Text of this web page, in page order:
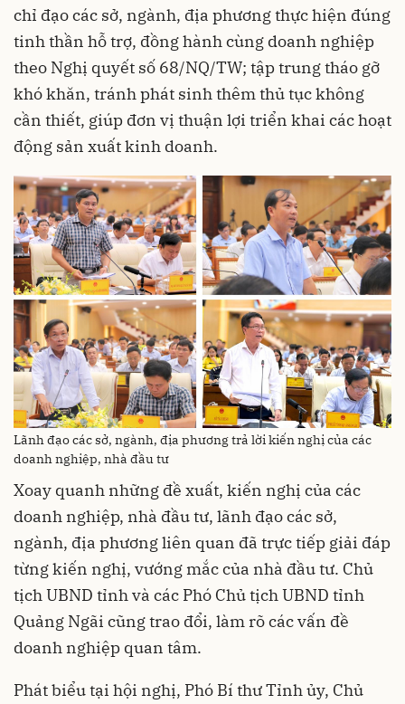
chỉ đạo các sở, ngành, địa phương thực hiện đúng
tinh thần hỗ trợ, đồng hành cùng doanh nghiệp
theo Nghị quyết số 68/NQ/TW; tập trung tháo gỡ
khó khăn, tránh phát sinh thêm thủ tục không
cần thiết, giúp đơn vị thuận lợi triển khai các hoạt
động sản xuất kinh doanh.
Lãnh đạo các sở, ngành, địa phương trả lời kiến nghị của các
doanh nghiệp, nhà đầu tư
Xoay quanh những đề xuất, kiến nghị của các
doanh nghiệp, nhà đầu tư, lãnh đạo các sở,
ngành, địa phương liên quan đã trực tiếp giải đáp
từng kiến nghị, vướng mắc của nhà đầu tư. Chủ
tịch UBND tỉnh và các Phó Chủ tịch UBND tỉnh
Quảng Ngãi cũng trao đổi, làm rõ các vấn đề
doanh nghiệp quan tâm.
Phát biểu tại hội nghị, Phó Bí thư Tỉnh ủy, Chủ